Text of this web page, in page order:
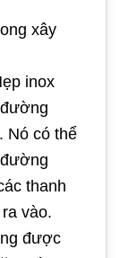
xây
inox
Nó có thể
thanh
vào.
được